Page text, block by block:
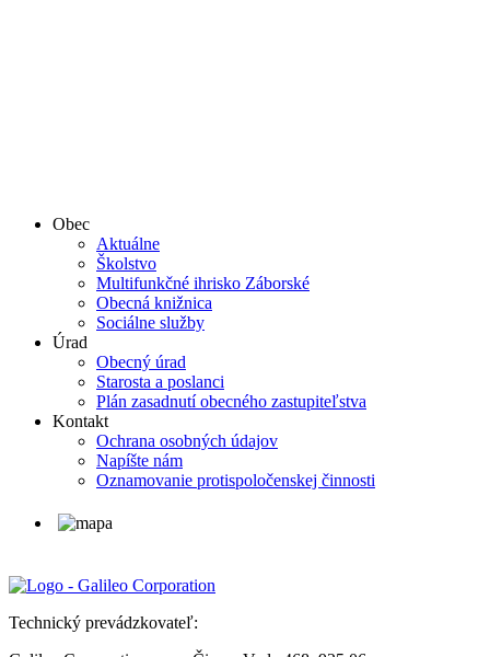
Obec
Aktuálne
Školstvo
Multifunkčné ihrisko Záborské
Obecná knižnica
Sociálne služby
Úrad
Obecný úrad
Starosta a poslanci
Plán zasadnutí obecného zastupiteľstva
Kontakt
Ochrana osobných údajov
Napíšte nám
Oznamovanie protispoločenskej činnosti
Technický prevádzkovateľ: